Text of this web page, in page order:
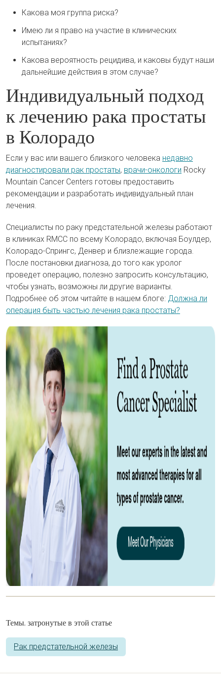
Какова моя группа риска?
Имею ли я право на участие в клинических
испытаниях?
Какова вероятность рецидива, и каковы будут наши
дальнейшие действия в этом случае?
Индивидуальный подход
к лечению рака простаты
в Колорадо
Если у вас или вашего близкого человека недавно
диагностировали рак простаты, врачи-онкологи Rocky
Mountain Cancer Centers готовы предоставить
рекомендации и разработать индивидуальный план
лечения.
Специалисты по раку предстательной железы работают
в клиниках RMCC по всему Колорадо, включая Боулдер,
Колорадо-Спрингс, Денвер и близлежащие города.
После постановки диагноза, до того как уролог
проведет операцию, полезно запросить консультацию,
чтобы узнать, возможны ли другие варианты.
Подробнее об этом читайте в нашем блоге: Должна ли
операция быть частью лечения рака простаты?
Темы, затронутые в этой статье
Рак предстательной железы